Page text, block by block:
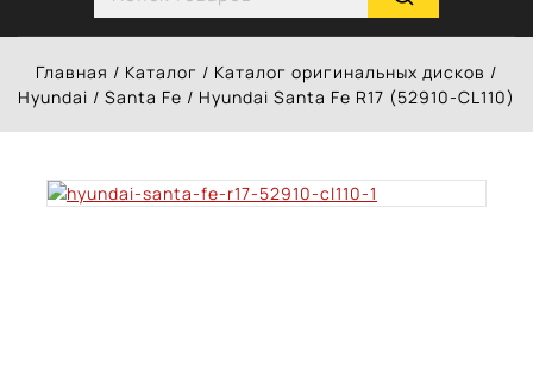
Главная / Каталог / Каталог оригинальных дисков /
Hyundai / Santa Fe / Hyundai Santa Fe R17 (52910-CL110)